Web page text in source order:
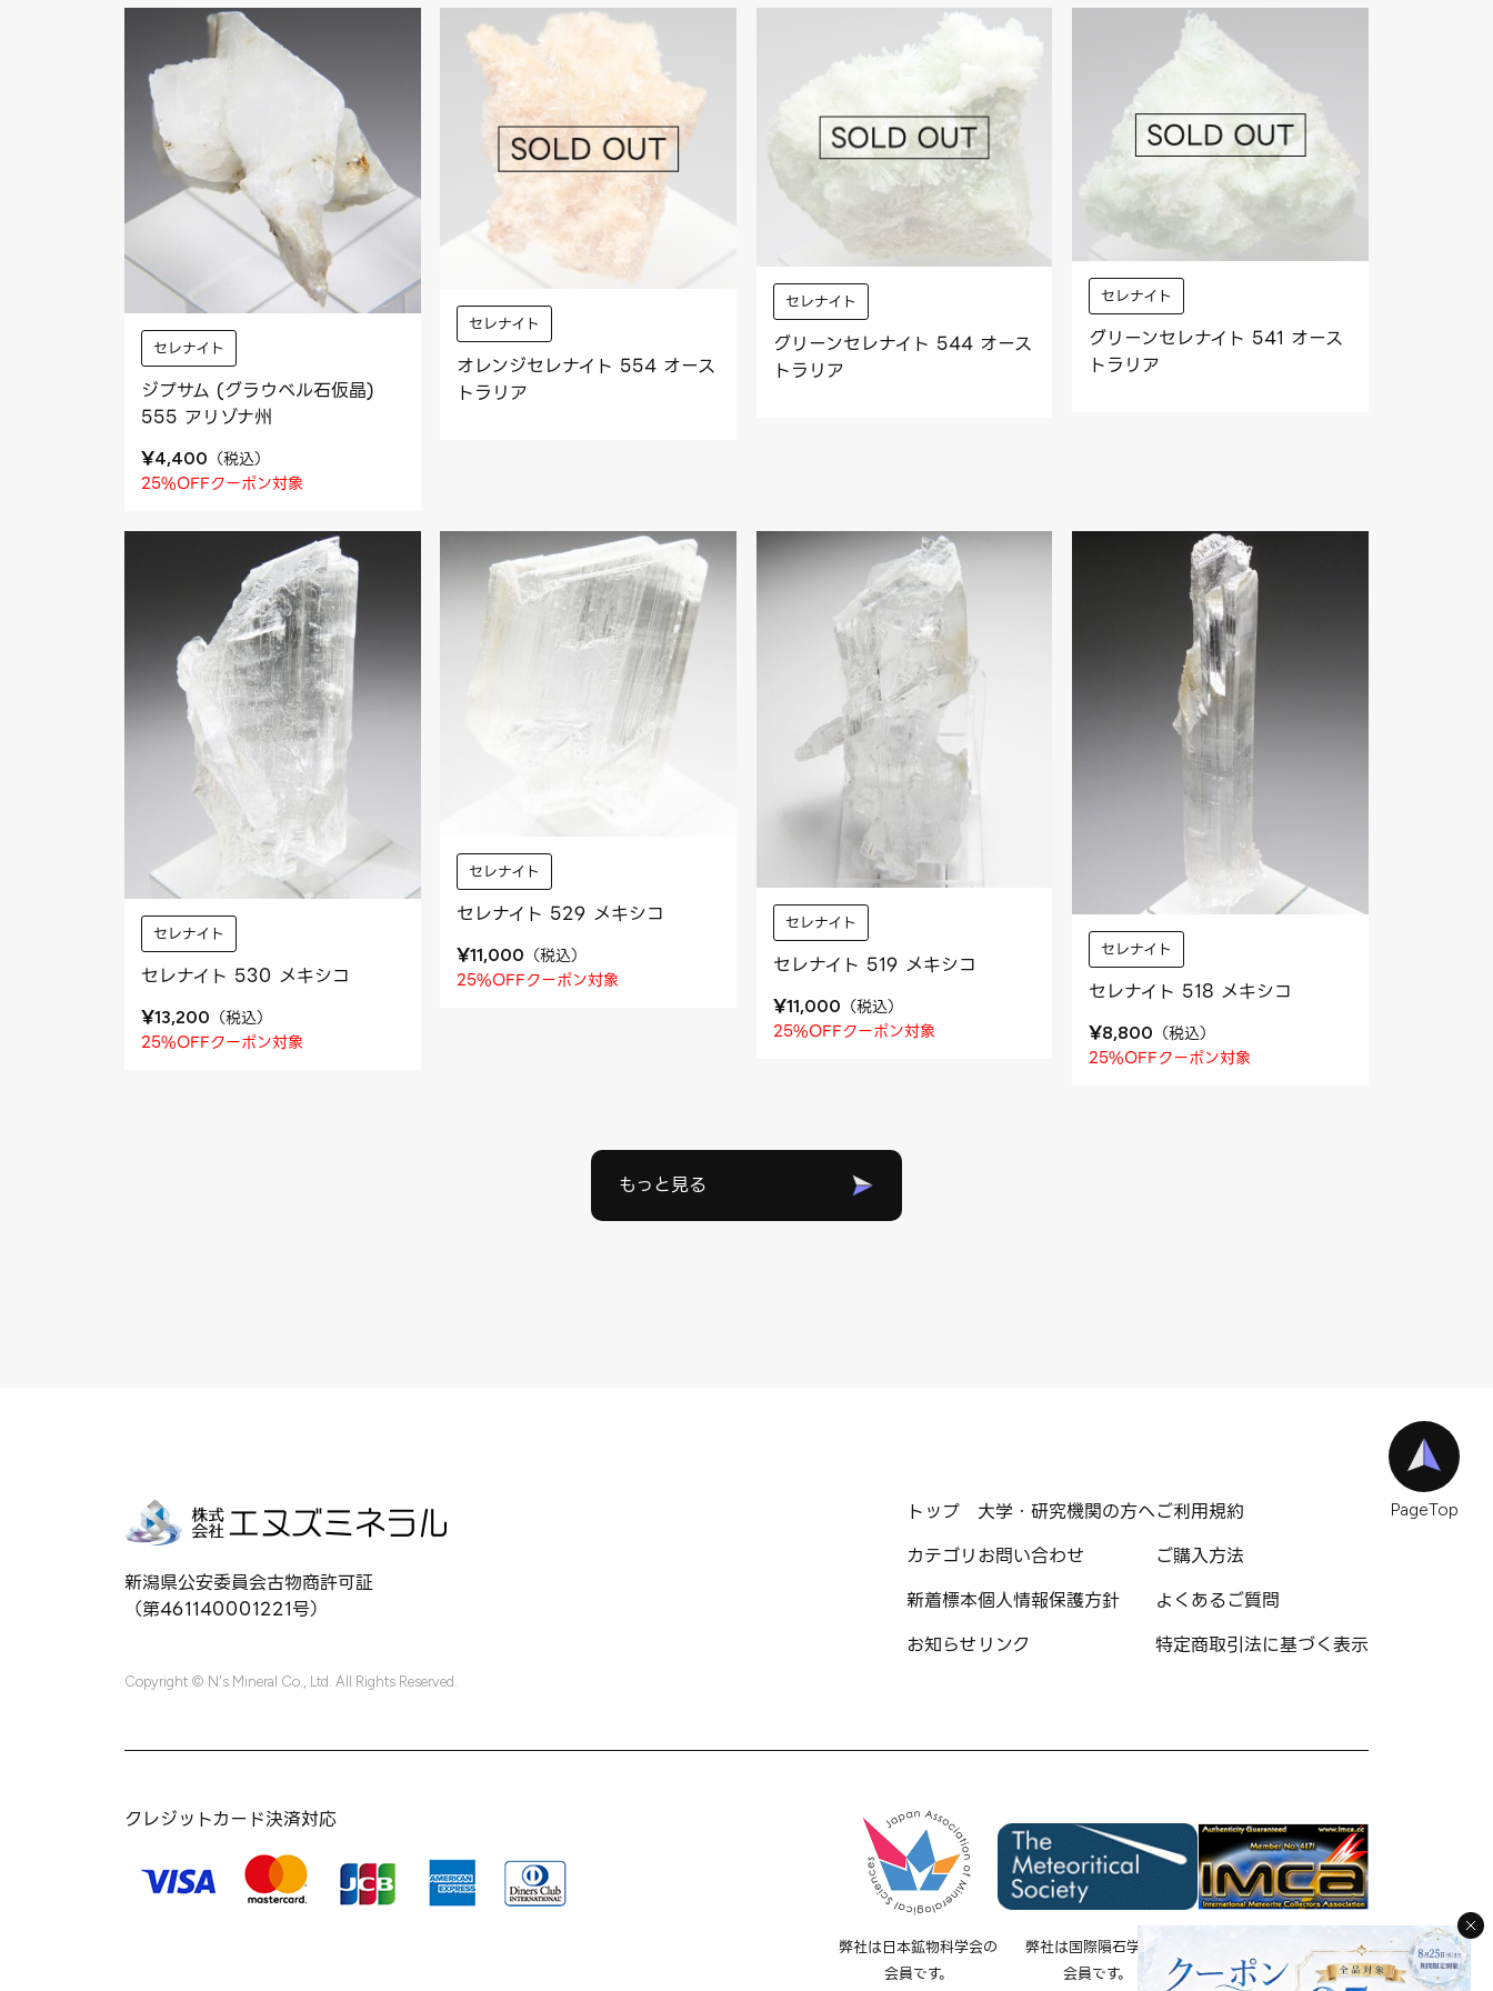
セレナイト
ジプサム (グラウベル石仮晶)
555 アリゾナ州
¥4,400 （税込）
25%OFFクーポン対象
セレナイト
オレンジセレナイト 554 オース
トラリア
セレナイト
グリーンセレナイト 544 オース
トラリア
セレナイト
グリーンセレナイト 541 オース
トラリア
セレナイト
セレナイト 530 メキシコ
¥13,200 （税込）
25%OFFクーポン対象
セレナイト
セレナイト 529 メキシコ
¥11,000 （税込）
25%OFFクーポン対象
セレナイト
セレナイト 519 メキシコ
¥11,000 （税込）
25%OFFクーポン対象
セレナイト
セレナイト 518 メキシコ
¥8,800 （税込）
25%OFFクーポン対象
もっと見る
PageTop
新潟県公安委員会古物商許可証
（第461140001221号）
Copyright © N's Mineral Co., Ltd. All Rights Reserved.
トップ
カテゴリ
新着標本
お知らせ
大学・研究機関の方へ
お問い合わせ
個人情報保護方針
リンク
ご利用規約
ご購入方法
よくあるご質問
特定商取引法に基づく表示
クレジットカード決済対応
弊社は日本鉱物科学会の
会員です。
弊社は国際隕石学会の
会員です。
弊社は国際隕石コレクタ
ー協会の会員です。